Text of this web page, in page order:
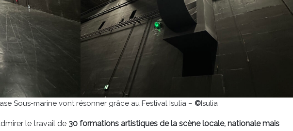
Sous-marine vont résonner grâce au Festival Isulia – ©Isulia
le travail de 30 formations artistiques de la scène locale, nationale mais